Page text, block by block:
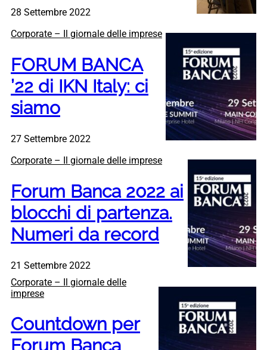
28 Settembre 2022
Corporate – Il giornale delle imprese
FORUM BANCA
’22 di IKN Italy: ci
siamo
27 Settembre 2022
Corporate – Il giornale delle imprese
Forum Banca 2022 ai
blocchi di partenza.
Numeri da record
21 Settembre 2022
Corporate – Il giornale delle
imprese
Countdown per
Forum Banca